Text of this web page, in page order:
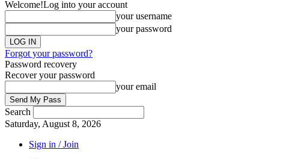
Welcome!Log into your account
your username
your password
Forgot your password?
Password recovery
Recover your password
your email
Search
Saturday, August 8, 2026
Sign in / Join